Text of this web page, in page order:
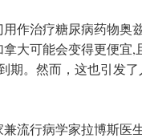
用作治疗糖尿病药物
大可能会变得更便宜
期。然而，这也引发
流行病学家拉博斯医